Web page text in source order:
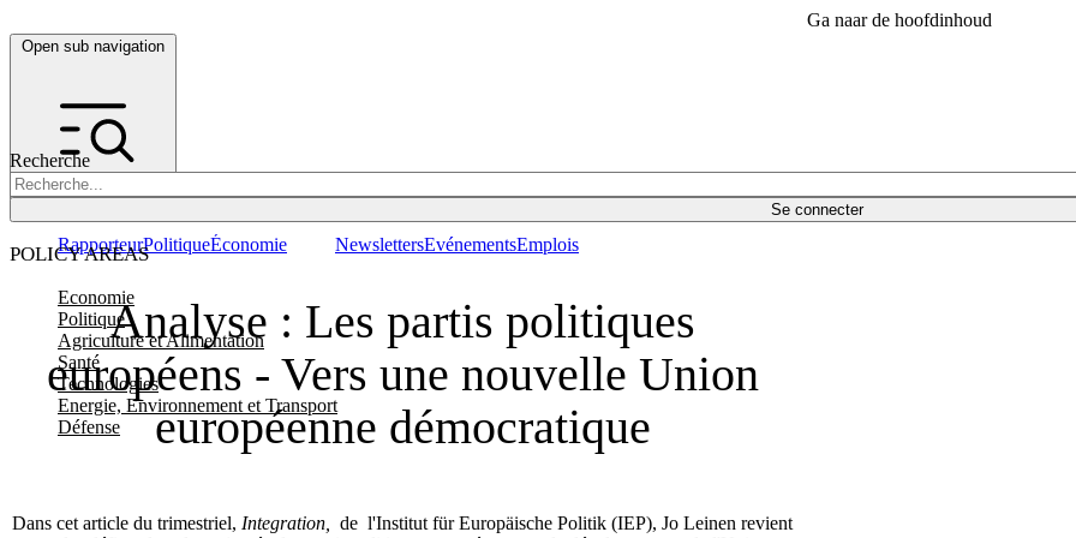
Ga naar de hoofdinhoud
Open sub navigation
Recherche
Se connecter
POLICY AREAS
Economie
Politique
Agriculture et Alimentation
Santé
Technologies
Energie, Environnement et Transport
Défense
RapporteurPolitiqueÉconomie NewslettersEvénementsEmplois
Analyse : Les partis politiques
européens - Vers une nouvelle Union
européenne démocratique
Dans cet article du trimestriel, Integration, de l'Institut für Europäische Politik (IEP), Jo Leinen revient